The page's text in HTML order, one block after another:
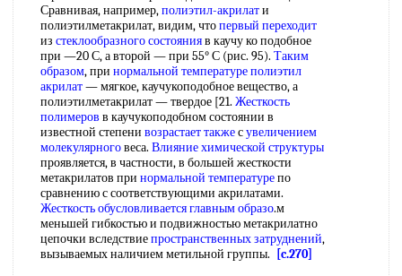
Сравнивая, например,полиэтил-акрилати
полиэтилметакрилат, видим, чтопервый переходит
из стеклообразного состоянияв каучу ко подобное
при —20 С, а второй — при 55° С (рис. 95). Таким
образом, при нормальной температуреполиэтил
акрилат— мягкое, каучукоподобное вещество, а
полиэтилметакрилат — твердое [21. Жесткость
полимеров в каучукоподобном состоянии в
известной степени возрастает такжесувеличением
молекулярноговеса. Влияние химической структуры
проявляется, в частности, в большей жесткости
метакрилатов при нормальной температурепо
сравнению с соответствующими акрилатами.
Жесткость обусловливаетсяглавным образо.м
меньшей гибкостью и подвижностью метакрилатно
цепочки вследствиепространственных затруднений,
вызываемых наличием метильной группы.
[c.270]